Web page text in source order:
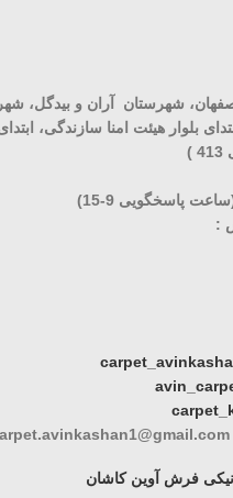
شهرستان آران و بیدگل،
بلوار هیئت امنا سازندگی،
:
فرش آوین کاشان